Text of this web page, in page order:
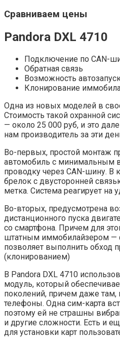
Сравниваем цены
Pandora DXL 4710
Подключение по CAN-
Обратная связь
Возможность
Клонирование
Одна из новых моделей в
Стоимость такой охранной
— около 25 000 руб, и это
нам производитель за эти
Во-первых, простой монтаж
автомобиль с минимальным
проводку через CAN-шину. В
брелок с двусторонней
метка. Система реагирует на
Во-вторых, предусмотрена
дистанционного пуска
со смартфона. Причем для
штатным иммобилайзером —
позволяет выполнить обход
(клонированием)
В Pandora DXL 4710
модуль, который
поколений, причем даже
телефоны. Одна сим-карта
поэтому ей не страшны
и другие сложности. Есть и
для установки карт